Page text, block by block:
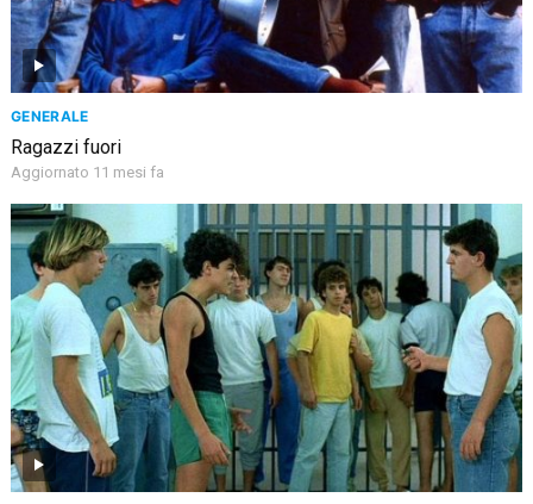
GENERALE
Ragazzi fuori
Aggiornato 11 mesi fa